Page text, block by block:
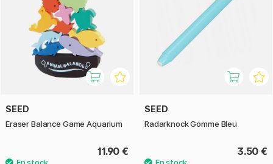
SEED
Eraser Balance Game Aquarium
11.90 €
SEED
Radarknock Gomme Bleu
3.50 €